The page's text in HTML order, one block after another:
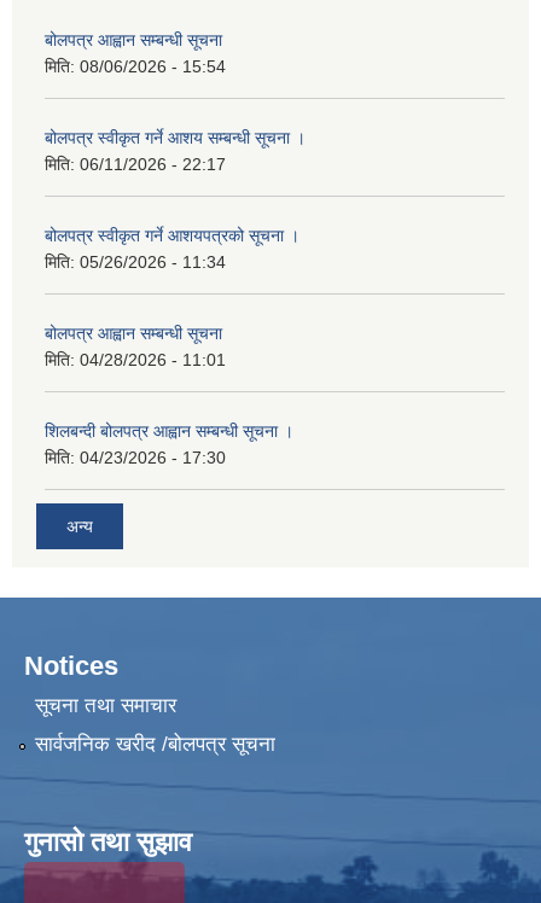
बोलपत्र आह्वान सम्बन्धी सूचना
मिति: 08/06/2026 - 15:54
बोलपत्र स्वीकृत गर्ने आशय सम्बन्धी सूचना ।
मिति: 06/11/2026 - 22:17
बोलपत्र स्वीकृत गर्ने आशयपत्रको सूचना ।
मिति: 05/26/2026 - 11:34
बोलपत्र आह्वान सम्बन्धी सूचना
मिति: 04/28/2026 - 11:01
शिलबन्दी बोलपत्र आह्वान सम्बन्धी सूचना ।
मिति: 04/23/2026 - 17:30
अन्य
Notices
सूचना तथा समाचार
सार्वजनिक खरीद /बोलपत्र सूचना
गुनासो तथा सुझाव